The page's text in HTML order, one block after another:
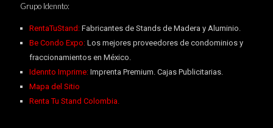
Grupo Idennto:
RentaTuStand:Fabricantes de Stands de Madera y Aluminio.
Be Condo Expo: Los mejores proveedores de condominios y
fraccionamientos en México.
Idennto Imprime:Imprenta Premium. Cajas Publicitarias.
Mapa del Sitio
Renta Tu Stand Colombia.